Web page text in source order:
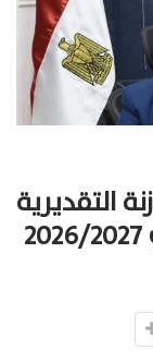
التقديرية